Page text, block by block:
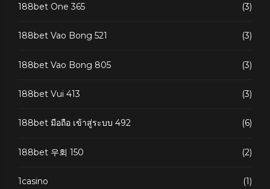
188bet One 365 (3)
188bet Vao Bong 521 (3)
188bet Vao Bong 805 (3)
188bet Vui 413 (3)
188bet มือถือ เข้าสู่ระบบ 492 (6)
188bet 우회 150 (2)
1casino (1)